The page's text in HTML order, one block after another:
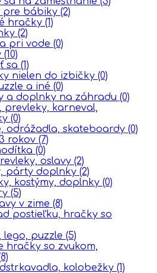
pre bábiky (2)
hračky (1)
(2)
pri vode (0)
(10)
sa (1)
nielen do izbičky (0)
a iné (0)
a doplnky na záhradu (0)
prevleky, karneval,
(0)
odrážadla, skateboardy (0)
rokov (7)
(0)
oslavy (2)
párty doplnky (2)
kostýmy, doplnky (0)
(5)
v zime (8)
postieľku, hračky so
lego, puzzle (5)
hračky so zvukom,
kolobežky (1)